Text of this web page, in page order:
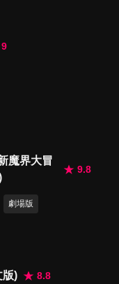
啦源平合戰，
哆啦冒險）大
9
魔界大冒
9.8
劇場版
版)
8.8